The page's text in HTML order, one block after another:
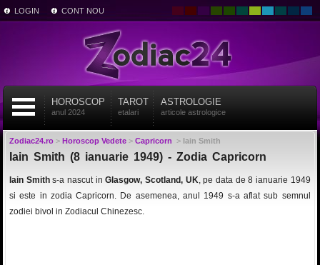
LOGIN CONT NOU
HOROSCOP
anul 2024
TAROT
etalari
ASTROLOGIE
articole astrologice
Zodiac24.ro> Horoscop Vedete> Capricorn > Iain Smith
Iain Smith (8 ianuarie 1949) - Zodia Capricorn
Iain Smiths-a nascut inGlasgow, Scotland, UK, pe data de 8 ianuarie 1949
si este in zodia Capricorn. De asemenea, anul 1949 s-a aflat sub semnul
zodiei bivol in Zodiacul Chinezesc.